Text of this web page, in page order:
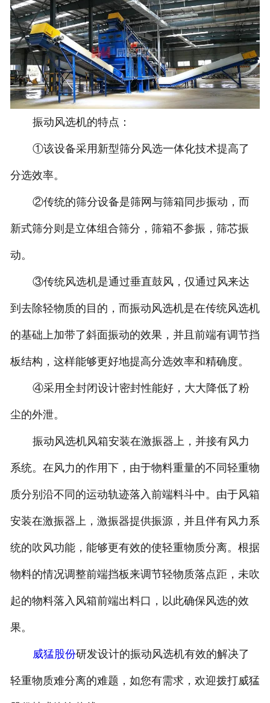
振动风选机的特点：
①该设备采用新型筛分风选一体化技术提高了
分选效率。
②传统的筛分设备是筛网与筛箱同步振动，而
新式筛分则是立体组合筛分，筛箱不参振，筛芯振
动。
③传统风选机是通过垂直鼓风，仅通过风来达
到去除轻物质的目的，而振动风选机是在传统风选机
的基础上加带了斜面振动的效果，并且前端有调节挡
板结构，这样能够更好地提高分选效率和精确度。
④采用全封闭设计密封性能好，大大降低了粉
尘的外泄。
振动风选机风箱安装在激振器上，并接有风力
系统。在风力的作用下，由于物料重量的不同轻重物
质分别沿不同的运动轨迹落入前端料斗中。由于风箱
安装在激振器上，激振器提供振源，并且伴有风力系
统的吹风功能，能够更有效的使轻重物质分离。根据
物料的情况调整前端挡板来调节轻物质落点距，未吹
起的物料落入风箱前端出料口，以此确保风选的效
果。
威猛股份研发设计的振动风选机有效的解决了
轻重物质难分离的难题，如您有需求，欢迎拨打威猛